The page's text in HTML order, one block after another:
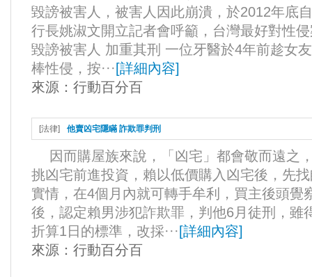
毀謗被害人，被害人因此崩潰，於2012年底
行長姚淑文開立記者會呼籲，台灣最好對性
毀謗被害人 加重其刑 一位牙醫於4年前趁女
棒性侵，按··· [詳細內容]
來源： 行動百分百
[法律] 他賣凶宅隱瞞 詐欺罪判刑
因而購屋族來說，「凶宅」都會敬而遠之
挑凶宅前進投資，賴以低價購入凶宅後，先
實情，在4個月內就可轉手牟利，買主後頭覺
後，認定賴男涉犯詐欺罪，判他6月徒刑，雖
折算1日的標準，改採··· [詳細內容]
來源： 行動百分百